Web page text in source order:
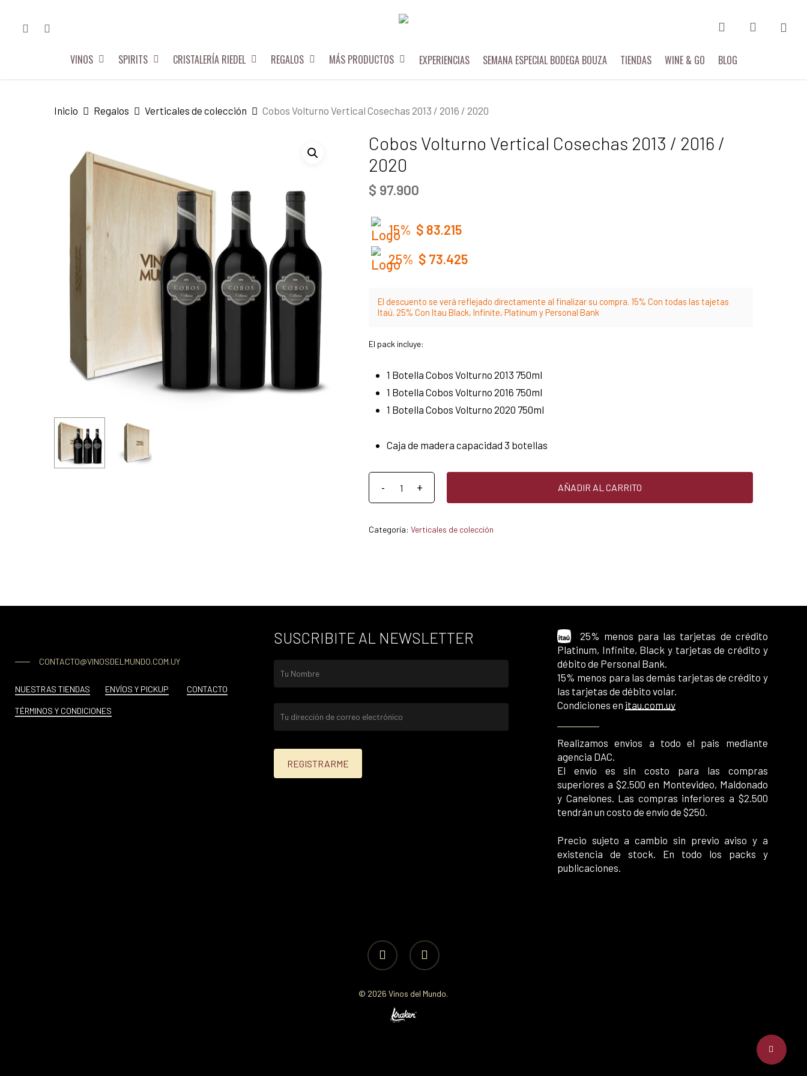
FACEBOOKINSTAGRAM
VINOS SPIRITS CRISTALERÍA RIEDEL REGALOS MÁS PRODUCTOS EXPERIENCIAS SEMANA ESPECIAL BODEGA BOUZA TIENDAS WINE & GO BLOG
Inicio Regalos Verticales de colección Cobos Volturno Vertical Cosechas 2013 / 2016 / 2020
Cobos Volturno Vertical Cosechas 2013 / 2016 /
2020
$ 97.900
15% $ 83.215
25% $ 73.425
El descuento se verá reflejado directamente al finalizar su compra. 15% Con todas las tajetas
Itaú. 25% Con Itau Black, Infinite, Platinum y Personal Bank
El pack incluye:
1 Botella Cobos Volturno 2013 750ml
1 Botella Cobos Volturno 2016 750ml
1 Botella Cobos Volturno 2020 750ml
Caja de madera capacidad 3 botellas
AÑADIR AL CARRITO
Categoría: Verticales de colección
CONTACTO@VINOSDELMUNDO.COM.UY
NUESTRAS TIENDAS ENVÍOS Y PICKUP CONTACTO
TÉRMINOS Y CONDICIONES
SUSCRIBITE AL NEWSLETTER
25% menos para las tarjetas de crédito
Platinum, Infinite, Black y tarjetas de crédito y
débito de Personal Bank.
15% menos para las demás tarjetas de crédito y
las tarjetas de débito volar.
Condiciones en itau.com.uy
Realizamos envios a todo el pais mediante
agencia DAC.
El envío es sin costo para las compras
superiores a $2.500 en Montevideo, Maldonado
y Canelones. Las compras inferiores a $2.500
tendrán un costo de envío de $250.
Precio sujeto a cambio sin previo aviso y a
existencia de stock. En todo los packs y
publicaciones.
facebook instagram
© 2026 Vinos del Mundo.